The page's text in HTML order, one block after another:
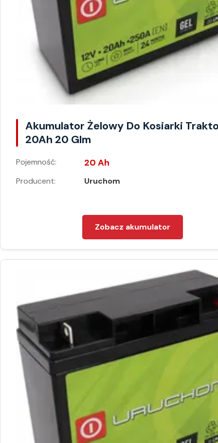
Akumulator Żelowy Do Kosiarki
20Ah 20 Glm
Pojemność: 20 Ah
Producent: Uruchom
Zobacz akumulator